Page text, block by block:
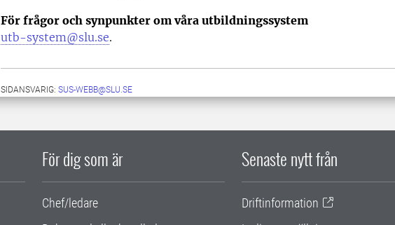
För frågor och synpunkter om våra utbildningssystem
utb-system@slu.se.
SIDANSVARIG: SUS-WEBB@SLU.SE
För dig som är
Chef/ledare
Senaste nytt från
Driftinformation